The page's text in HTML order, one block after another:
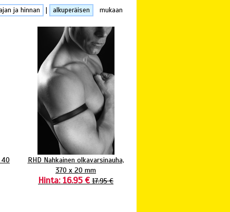
ja hinnan alkuperäisen mukaan
40
RHD Nahkainen olkavarsinauha,
370 x 20 mm
Hinta: 16.95 € 17.95 €